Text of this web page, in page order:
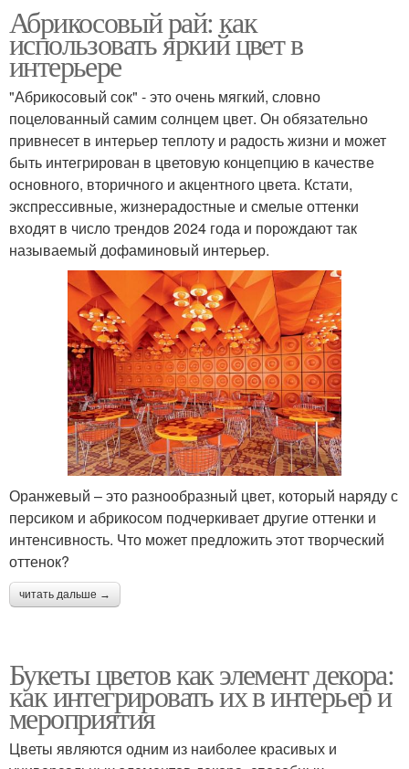
Абрикосовый рай: как
использовать яркий цвет в
интерьере
"Абрикосовый сок" - это очень мягкий, словно
поцелованный самим солнцем цвет. Он обязательно
привнесет в интерьер теплоту и радость жизни и может
быть интегрирован в цветовую концепцию в качестве
основного, вторичного и акцентного цвета. Кстати,
экспрессивные, жизнерадостные и смелые оттенки
входят в число трендов 2024 года и порождают так
называемый дофаминовый интерьер.
Оранжевый – это разнообразный цвет, который наряду с
персиком и абрикосом подчеркивает другие оттенки и
интенсивность. Что может предложить этот творческий
оттенок?
читать дальше →
Букеты цветов как элемент декора:
как интегрировать их в интерьер и
мероприятия
Цветы являются одним из наиболее красивых и